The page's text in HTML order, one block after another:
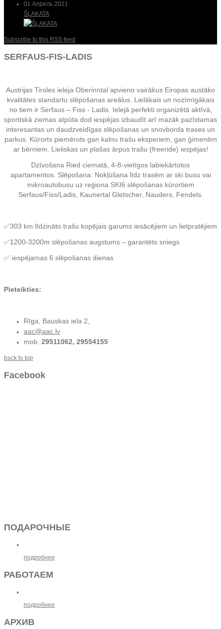
01 Апрель 2021
ŠĻAKATA
Subscribe to this RSS feed
SERFAUS-FIS-LADIS
Austrijas Tiroles ieleja Oberinntal apvieno vairākus Eiropas austāko
kvalitātes standartu slēpošanas areālus. Lielākais un nozīmīgākais
no tiem ir Serfaus – Fiss - Ladis. Ielejā perfekti organizētā aktīvā,
sportiskā ziemas atpūta dod iespējas izbaudīt arī mazāk pazīstamas
interesantas un daudzveidīgas slēpošanas un snovborda trases un
parkus. Kūrorts piemērots gan kalnu trašu eksperiem, gan ģimenēm
ar bērniem. Lieliskas un plašas ārpus trašu (freeride) iespējas!
Dzīvošana Ried ciematā, 4-8-vietīgos labiekārtotos
apartamentos. Slēpošana: Nokļūšana līdz trasēm ar ski busu vai
mikroautobusu uz reģiona SKI6 slēpošanas kūrortiem
Serfaus/Fiss/Ladis, Kaunertal Gletscher, Nauders, Fendels.
✅303 km līdzināto trašu kopējais garums iesācējiem un lietpratējiem
✅1200-3200m slēpošanas augstums – garantēts sniegs
✅ iespējamas 6 slēpošanas dienas
Pieteikties:
Rīga, Bauskas iela 2,
aac@aac.lv
mob. 29511062, 29554155
back to top
Facebook
ПОДАРОЧНЫЕ
подробнее
РАБОТАЕМ
подробнее
АРХИВ